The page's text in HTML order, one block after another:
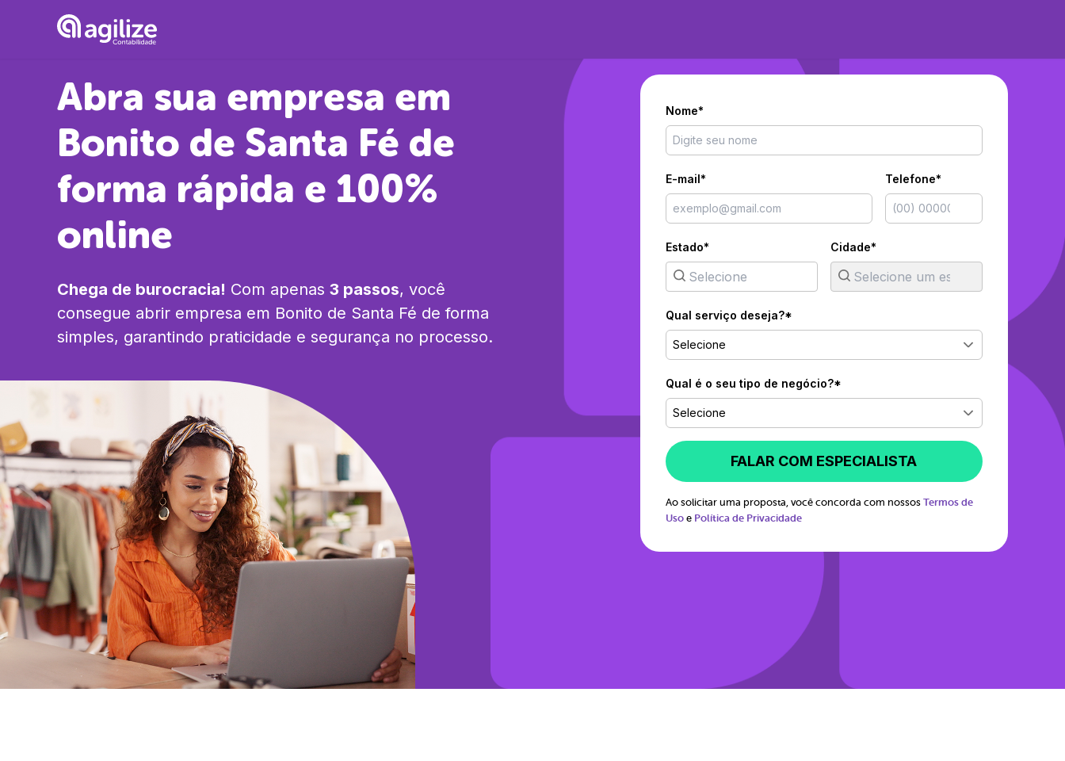
Abra sua empresa em
Bonito de Santa Fé de
forma rápida e 100%
online
Chega de burocracia! Com apenas 3 passos, você
consegue abrir empresa em Bonito de Santa Fé de forma
simples, garantindo praticidade e segurança no processo.
Nome*
E-mail* Telefone*
Estado* Cidade*
Qual serviço deseja?*
Selecione
Qual é o seu tipo de negócio?*
Selecione
FALAR COM ESPECIALISTA
Ao solicitar uma proposta, você concorda com nossos Termos de
Uso e Política de Privacidade